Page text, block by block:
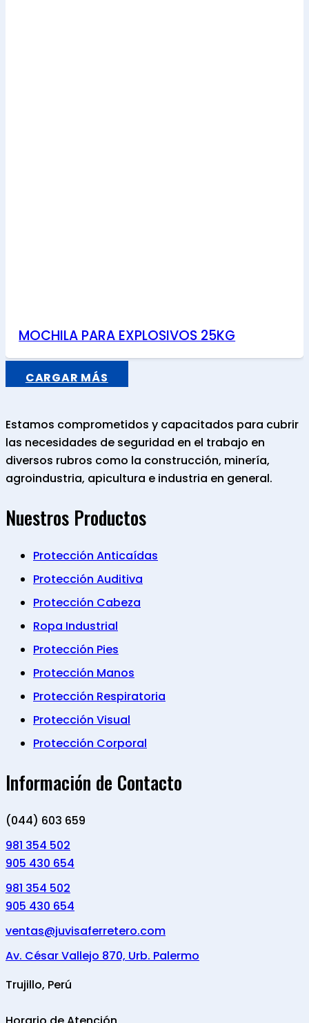
MOCHILA PARA EXPLOSIVOS 25KG
CARGAR MÁS
Estamos comprometidos y capacitados para cubrir
las necesidades de seguridad en el trabajo en
diversos rubros como la construcción, minería,
agroindustria, apicultura e industria en general.
Nuestros Productos
Protección Anticaídas
Protección Auditiva
Protección Cabeza
Ropa Industrial
Protección Pies
Protección Manos
Protección Respiratoria
Protección Visual
Protección Corporal
Información de Contacto
(044) 603 659
981 354 502
905 430 654
981 354 502
905 430 654
ventas@juvisaferretero.com
Av. César Vallejo 870, Urb. Palermo
Trujillo, Perú